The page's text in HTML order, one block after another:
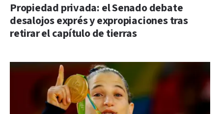
Propiedad privada: el Senado debate
desalojos exprés y expropiaciones tras
retirar el capítulo de tierras